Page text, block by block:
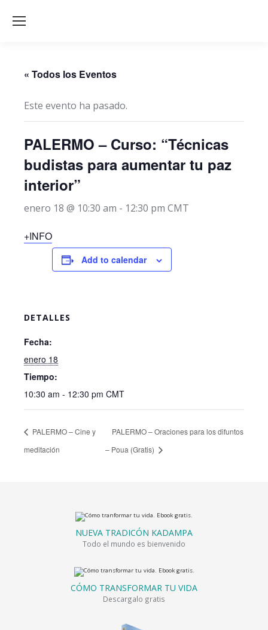
« Todos los Eventos
Este evento ha pasado.
PALERMO – Curso: “Técnicas
budistas para aumentar tu paz
interior”
enero 18 @ 10:30 am - 12:30 pm CMT
+INFO
Add to calendar
DETALLES
Fecha:
enero 18
Tiempo:
10:30 am - 12:30 pm CMT
PALERMO – Cine y
meditación
PALERMO – Oraciones para los difuntos
– Poua (Gratis)
NUEVA TRADICÓN KADAMPA
Todo el mundo es bienvenido
CÓMO TRANSFORMAR TU VIDA
Descargalo gratis